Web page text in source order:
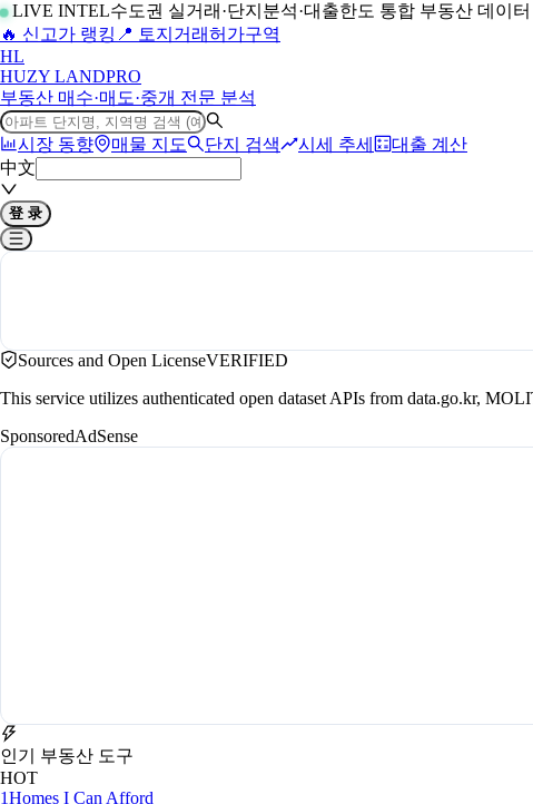
LIVE INTEL수도권 실거래·단지분석·대출한도 통합 부동산 데이터
🔥 신고가 랭킹 📍 토지거래허가구역
HL
HUZY LANDPRO
부동산 매수·매도·중개 전문 분석
시장 동향 매물 지도 단지 검색 시세 추세
대출 계산
中文
登 录
Sources and Open LicenseVERIFIED
This service utilizes authenticated open dataset APIs from data.go.kr,
SponsoredAdSense
인기 부동산 도구
HOT
1Homes I Can Afford